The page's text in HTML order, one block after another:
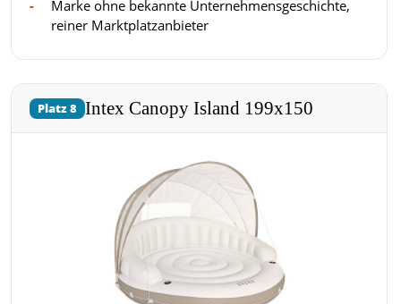
Marke ohne bekannte Unternehmensgeschichte,
reiner Marktplatzanbieter
Platz 8 Intex Canopy Island 199x150